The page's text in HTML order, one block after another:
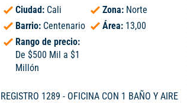
Ciudad: Cali Zona: Norte
Barrio: Centenario Área: 13,00
Rango de precio:
De $500 Mil a $1
Millón
REGISTRO 1289 - OFICINA CON 1 BAÑO Y AIRE